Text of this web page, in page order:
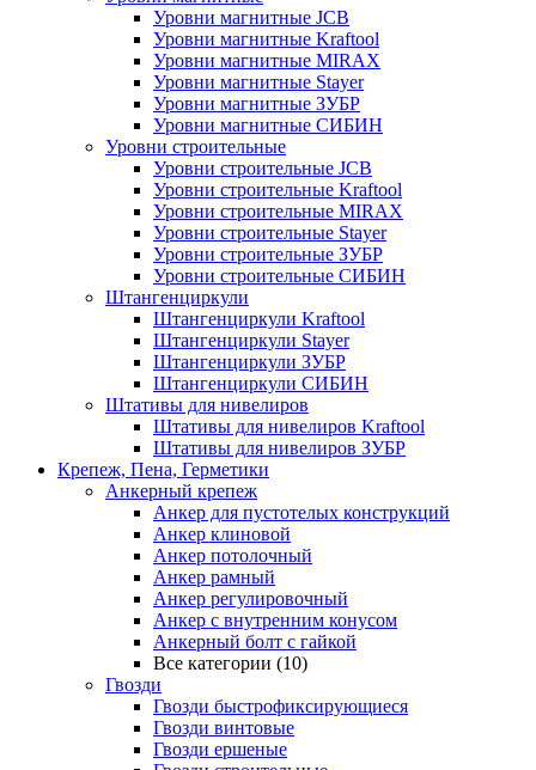
Уровни магнитные JCB
Уровни магнитные Kraftool
Уровни магнитные MIRAX
Уровни магнитные Stayer
Уровни магнитные ЗУБР
Уровни магнитные СИБИН
Уровни строительные
Уровни строительные JCB
Уровни строительные Kraftool
Уровни строительные MIRAX
Уровни строительные Stayer
Уровни строительные ЗУБР
Уровни строительные СИБИН
Штангенциркули
Штангенциркули Kraftool
Штангенциркули Stayer
Штангенциркули ЗУБР
Штангенциркули СИБИН
Штативы для нивелиров
Штативы для нивелиров Kraftool
Штативы для нивелиров ЗУБР
Крепеж, Пена, Герметики
Анкерный крепеж
Анкер для пустотелых конструкций
Анкер клиновой
Анкер потолочный
Анкер рамный
Анкер регулировочный
Анкер с внутренним конусом
Анкерный болт с гайкой
Все категории (10)
Гвозди
Гвозди быстрофиксирующиеся
Гвозди винтовые
Гвозди ершеные